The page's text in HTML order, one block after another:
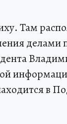
Там
делами
в